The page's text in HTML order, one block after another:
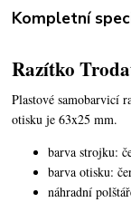
Kompletní
Razítko
Plastové samobarvicí
otisku je 63x25 mm.
barva strojku:
barva otisku:
náhradní